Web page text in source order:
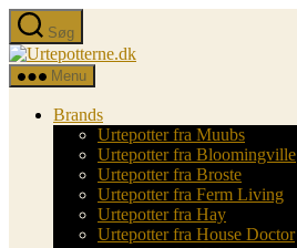
Spring
til
indholdet
Søg
Urtepotterne.dk
Menu
Brands
Urtepotter fra Muubs
Urtepotter fra Bloomingville
Urtepotter fra Broste
Urtepotter fra Ferm Living
Urtepotter fra Hay
Urtepotter fra House Doctor